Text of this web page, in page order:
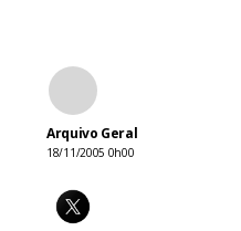
Arquivo Geral
18/11/2005 0h00